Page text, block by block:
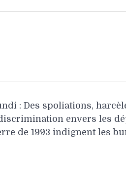
: Des spoliations,
envers les
de 1993 indignent les